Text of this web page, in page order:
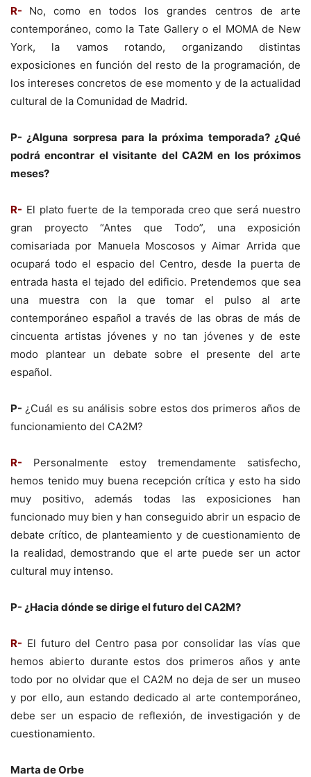
R- No, como en todos los grandes centros de arte
contemporáneo, como la Tate Gallery o el MOMA de New
York, la vamos rotando, organizando distintas
exposiciones en función del resto de la programación, de
los intereses concretos de ese momento y de la actualidad
cultural de la Comunidad de Madrid.
P- ¿Alguna sorpresa para la próxima temporada? ¿Qué
podrá encontrar el visitante del CA2M en los próximos
meses?
R- El plato fuerte de la temporada creo que será nuestro
gran proyecto “Antes que Todo”, una exposición
comisariada por Manuela Moscosos y Aimar Arrida que
ocupará todo el espacio del Centro, desde la puerta de
entrada hasta el tejado del edificio. Pretendemos que sea
una muestra con la que tomar el pulso al arte
contemporáneo español a través de las obras de más de
cincuenta artistas jóvenes y no tan jóvenes y de este
modo plantear un debate sobre el presente del arte
español.
P- ¿Cuál es su análisis sobre estos dos primeros años de
funcionamiento del CA2M?
R- Personalmente estoy tremendamente satisfecho,
hemos tenido muy buena recepción crítica y esto ha sido
muy positivo, además todas las exposiciones han
funcionado muy bien y han conseguido abrir un espacio de
debate crítico, de planteamiento y de cuestionamiento de
la realidad, demostrando que el arte puede ser un actor
cultural muy intenso.
P- ¿Hacia dónde se dirige el futuro del CA2M?
R- El futuro del Centro pasa por consolidar las vías que
hemos abierto durante estos dos primeros años y ante
todo por no olvidar que el CA2M no deja de ser un museo
y por ello, aun estando dedicado al arte contemporáneo,
debe ser un espacio de reflexión, de investigación y de
cuestionamiento.
Marta de Orbe